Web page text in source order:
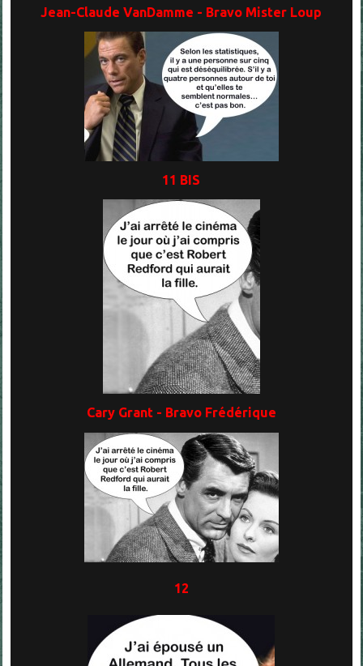
Jean-Claude VanDamme - Bravo Mister Loup
11 BIS
Cary Grant - Bravo Frédérique
12